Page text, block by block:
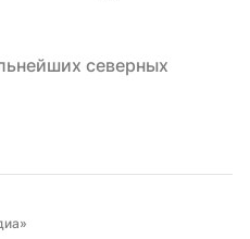
северных